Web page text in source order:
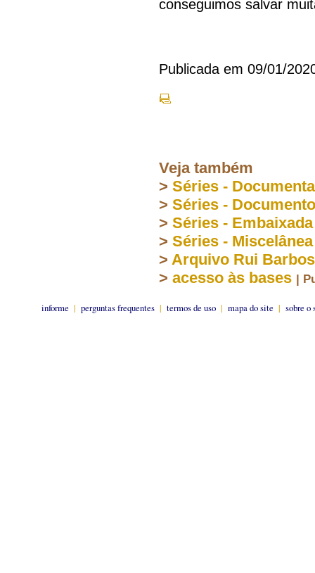
conseguimos salvar
Publicada em 09/01/
Veja também
> Séries -
> Séries -
> Séries -
> Séries - Miscelânea
> Arquivo Rui
> acesso às bases |
informe | perguntas frequentes | termos de uso | mapa do site | sobre o